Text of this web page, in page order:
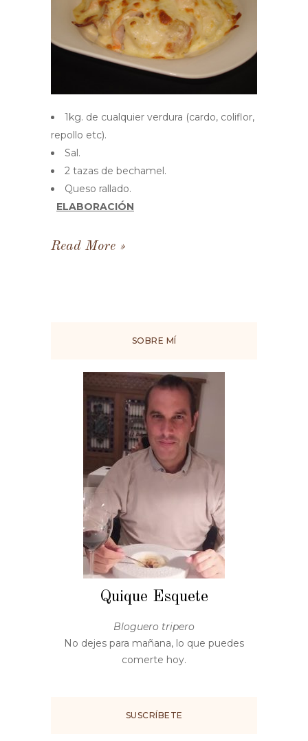
1kg. de cualquier verdura (cardo, coliflor,
repollo etc).
Sal.
2 tazas de bechamel.
Queso rallado.
ELABORACIÓN
Read More
SOBRE MÍ
Quique Esquete
Bloguero tripero
No dejes para mañana, lo que puedes
comerte hoy.
SUSCRÍBETE